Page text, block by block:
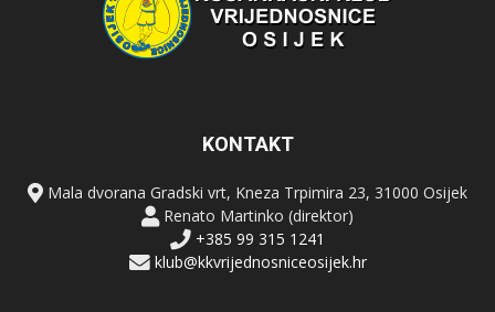
KONTAKT
Mala dvorana Gradski vrt, Kneza Trpimira 23, 31000 Osijek
Renato Martinko (direktor)
+385 99 315 1241
klub@kkvrijednosniceosijek.hr